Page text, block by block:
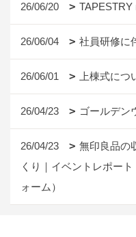
26/06/20 TAPESTRY
26/06/04 社員研修に
26/06/01 上棟式に
26/04/23 ゴールデン
26/04/23
無印良品の
くり｜イベントレポー
ォーム）